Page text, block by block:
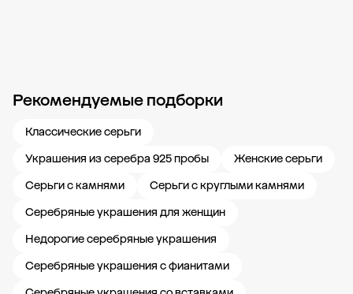
Рекомендуемые подборки
Классические серьги
Украшения из серебра 925 пробы
Женские серьги
Серьги с камнями
Серьги с круглыми камнями
Серебряные украшения для женщин
Недорогие серебряные украшения
Серебряные украшения с фианитами
Новости компании Журнал ЗОЛОТОЙ Блог